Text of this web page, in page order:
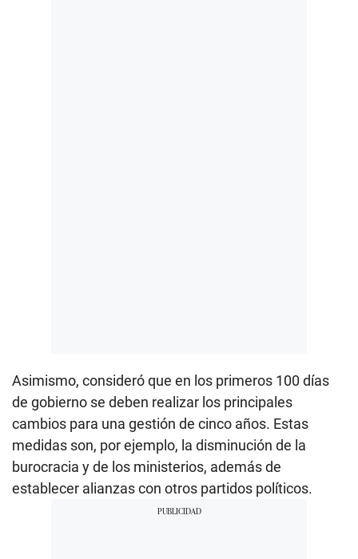
Asimismo, consideró que en los primeros 100 días
de gobierno se deben realizar los principales
cambios para una gestión de cinco años. Estas
medidas son, por ejemplo, la disminución de la
burocracia y de los ministerios, además de
establecer alianzas con otros partidos políticos.